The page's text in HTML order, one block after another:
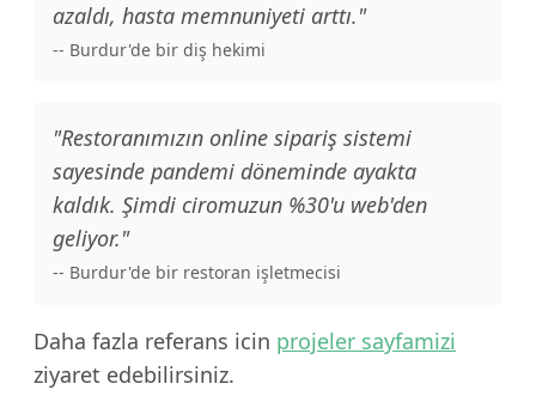
azaldı, hasta memnuniyeti arttı."
-- Burdur'de bir diş hekimi
"Restoranımızın online sipariş sistemi
sayesinde pandemi döneminde ayakta
kaldık. Şimdi ciromuzun %30'u web'den
geliyor."
-- Burdur'de bir restoran işletmecisi
Daha fazla referans icin projeler sayfamizi
ziyaret edebilirsiniz.